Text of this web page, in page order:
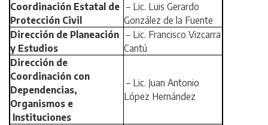
Coordinación Estatal de
Protección Civil
– Lic. Luis Gerardo
González de la Fuente
Dirección de Planeación
y Estudios
– Lic. Francisco Vizcarra
Cantú
Dirección de
Coordinación con
Dependencias,
Organismos e
Instituciones
– Lic. Juan Antonio
López Hernández